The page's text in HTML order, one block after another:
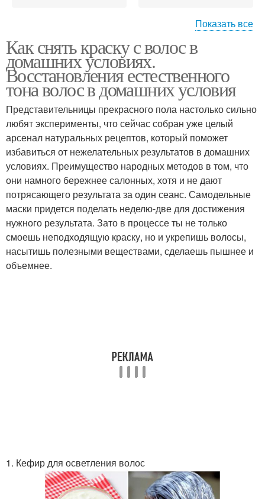
Смывка для волос Маска для волос
Дрожжи для волос Какао для волос
Показать все
Как снять краску с волос в
домашних условиях.
Восстановления естественного
тона волос в домашних условия
Представительницы прекрасного пола настолько сильно
любят эксперименты, что сейчас собран уже целый
арсенал натуральных рецептов, который поможет
избавиться от нежелательных результатов в домашних
условиях. Преимущество народных методов в том, что
они намного бережнее салонных, хотя и не дают
потрясающего результата за один сеанс. Самодельные
маски придется поделать неделю-две для достижения
нужного результата. Зато в процессе ты не только
смоешь неподходящую краску, но и укрепишь волосы,
насытишь полезными веществами, сделаешь пышнее и
объемнее.
1. Кефир для осветления волос